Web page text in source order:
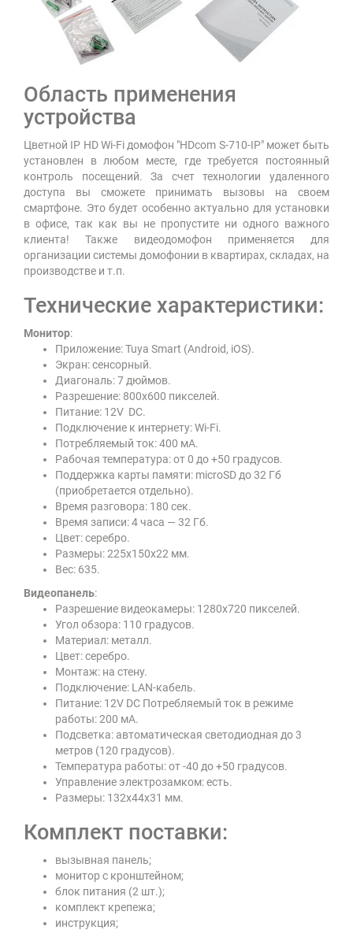
Область применения
устройства
Цветной IP HD Wi-Fi домофон "HDcom S-710-IP" может быть
установлен в любом месте, где требуется постоянный
контроль посещений. За счет технологии удаленного
доступа вы сможете принимать вызовы на своем
смартфоне. Это будет особенно актуально для установки
в офисе, так как вы не пропустите ни одного важного
клиента! Также видеодомофон применяется для
организации системы домофонии в квартирах, складах, на
производстве и т.п.
Технические характеристики:
Монитор:
Приложение: Tuya Smart (Android, iOS).
Экран: сенсорный.
Диагональ: 7 дюймов.
Разрешение: 800х600 пикселей.
Питание: 12V DC.
Подключение к интернету: Wi-Fi.
Потребляемый ток: 400 мА.
Рабочая температура: от 0 до +50 градусов.
Поддержка карты памяти: microSD до 32 Гб
(приобретается отдельно).
Время разговора: 180 сек.
Время записи: 4 часа — 32 Гб.
Цвет: серебро.
Размеры: 225х150х22 мм.
Вес: 635.
Видеопанель:
Разрешение видеокамеры: 1280х720 пикселей.
Угол обзора: 110 градусов.
Материал: металл.
Цвет: серебро.
Монтаж: на стену.
Подключение: LAN-кабель.
Питание: 12V DC Потребляемый ток в режиме
работы: 200 мА.
Подсветка: автоматическая светодиодная до 3
метров (120 градусов).
Температура работы: от -40 до +50 градусов.
Управление электрозамком: есть.
Размеры: 132х44х31 мм.
Комплект поставки:
вызывная панель;
монитор с кронштейном;
блок питания (2 шт.);
комплект крепежа;
инструкция;